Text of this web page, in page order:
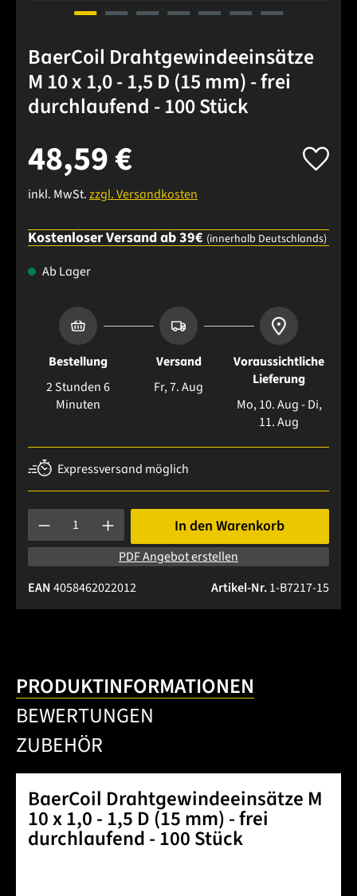
BaerCoil Drahtgewindeeinsätze
M 10 x 1,0 - 1,5 D (15 mm) - frei
durchlaufend - 100 Stück
48,59 €
inkl. MwSt.zzgl. Versandkosten
Kostenloser Versand ab 39€ (innerhalb Deutschlands)
Ab Lager
Bestellung
2 Stunden 6
Minuten
Versand
Fr, 7. Aug
Voraussichtliche
Lieferung
Mo, 10. Aug - Di,
11. Aug
Expressversand möglich
Produkt Anzahl: Gib den gewünschten Wert ein oder
In den Warenkorb
PDF Angebot erstellen
Artikel-Nr.1-B7217-15
EAN4058462022012
PRODUKTINFORMATIONEN
BEWERTUNGEN
ZUBEHÖR
BaerCoil Drahtgewindeeinsätze M
10 x 1,0 - 1,5 D (15 mm) - frei
durchlaufend - 100 Stück